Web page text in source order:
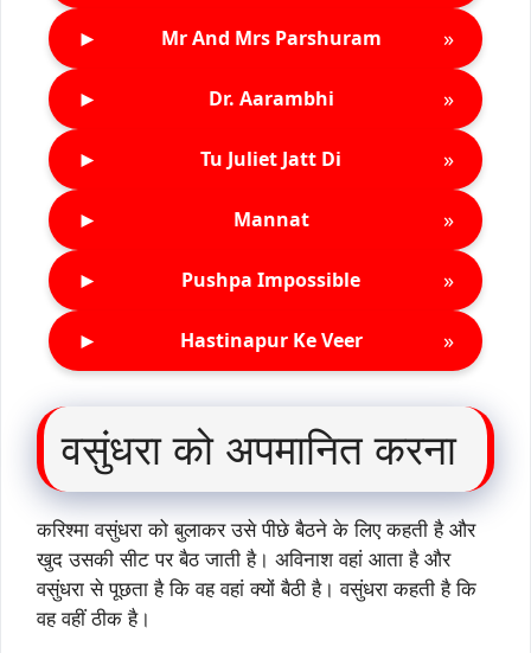
► Mr And Mrs Parshuram »
► Dr. Aarambhi »
► Tu Juliet Jatt Di »
► Mannat »
► Pushpa Impossible »
► Hastinapur Ke Veer »
वसुंधरा को अपमानित करना
करिश्मा वसुंधरा को बुलाकर उसे पीछे बैठने के लिए कहती है और
खुद उसकी सीट पर बैठ जाती है। अविनाश वहां आता है और
वसुंधरा से पूछता है कि वह वहां क्यों बैठी है। वसुंधरा कहती है कि
वह वहीं ठीक है।